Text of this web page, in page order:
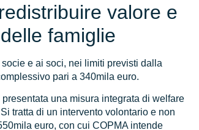
valore e
famiglie
e ai soci, nei limiti previsti dalla
pari a 340mila euro.
una misura integrata di welfare
tratta di un intervento volontario e non
euro, con cui COPMA intende